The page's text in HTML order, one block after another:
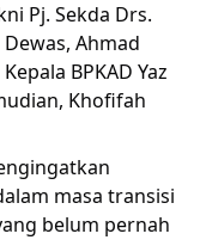
Pj. Sekda Drs.
Ahmad
BPKAD Yaz
Khofifah
masa transisi
belum pernah